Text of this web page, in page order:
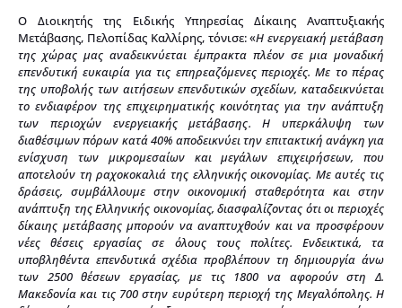
Ο Διοικητής της Ειδικής Υπηρεσίας Δίκαιης Αναπτυξιακής
Μετάβασης, Πελοπίδας Καλλίρης, τόνισε: «Η ενεργειακή μετάβαση
της χώρας μας αναδεικνύεται έμπρακτα πλέον σε μια μοναδική
επενδυτική ευκαιρία για τις επηρεαζόμενες περιοχές. Με το πέρας
της υποβολής των αιτήσεων επενδυτικών σχεδίων, καταδεικνύεται
το ενδιαφέρον της επιχειρηματικής κοινότητας για την ανάπτυξη
των περιοχών ενεργειακής μετάβασης. Η υπερκάλυψη των
διαθέσιμων πόρων κατά 40% αποδεικνύει την επιτακτική ανάγκη για
ενίσχυση των μικρομεσαίων και μεγάλων επιχειρήσεων, που
αποτελούν τη ραχοκοκαλιά της ελληνικής οικονομίας. Με αυτές τις
δράσεις, συμβάλλουμε στην οικονομική σταθερότητα και στην
ανάπτυξη της Ελληνικής οικονομίας, διασφαλίζοντας ότι οι περιοχές
δίκαιης μετάβασης μπορούν να αναπτυχθούν και να προσφέρουν
νέες θέσεις εργασίας σε όλους τους πολίτες. Ενδεικτικά, τα
υποβληθέντα επενδυτικά σχέδια προβλέπουν τη δημιουργία άνω
των 2500 θέσεων εργασίας, με τις 1800 να αφορούν στη Δ.
Μακεδονία και τις 700 στην ευρύτερη περιοχή της Μεγαλόπολης. Η